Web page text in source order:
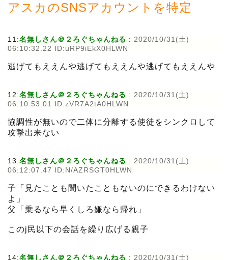
アスカのSNSアカウントを特定
11:名無しさん＠２ろぐちゃんねる : 2020/10/31(土)
06:10:32.22 ID:uRP9iEkX0HLWN
逃げてもええんや逃げてもええんや逃げてもええんや
12:名無しさん＠２ろぐちゃんねる : 2020/10/31(土)
06:10:53.01 ID:zVR7A2tA0HLWN
協調性が無いので二体に分離する使徒をシンクロして
攻撃出来ない
13:名無しさん＠２ろぐちゃんねる : 2020/10/31(土)
06:12:07.47 ID:N/AZRSGT0HLWN
子「見たことも聞いたこともないのにできるわけない
よ」
父「乗るなら早くしろ嫌なら帰れ」
このj民以下の会話を繰り広げる親子
14:名無しさん＠２ろぐちゃんねる : 2020/10/31(土)